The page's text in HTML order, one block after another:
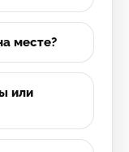
месте?
или